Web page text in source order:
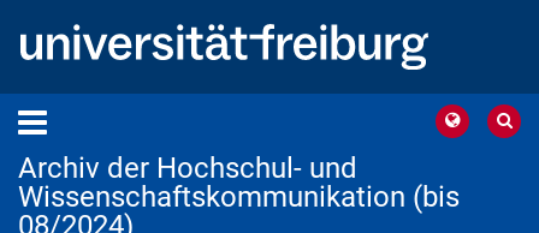
Archiv der Hochschul- und
Wissenschaftskommunikation (bis
08/2024)